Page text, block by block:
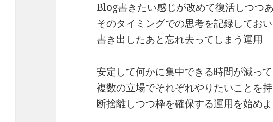
Blog書きたい感じが改めて復活しつつ
そのタイミングでの思考を記録してお
書き出したあと忘れ去ってしまう運用
安定して何かに集中できる時間が減っ
複数の立場でそれぞれやりたいことを
断捨離しつつ枠を確保する運用を始めよ